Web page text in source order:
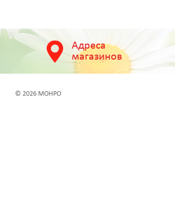
Адреса
магазинов
© 2026 МОНРО